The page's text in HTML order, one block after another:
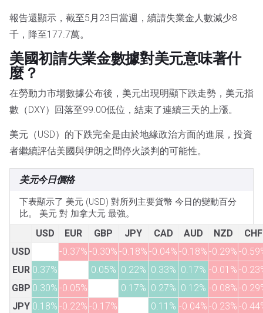
報告還顯示，截至5月23日當週，續請失業金人數減少8
千，降至177.7萬。
美國初請失業金數據對美元意味著什
麼？
在勞動力市場數據公布後，美元出現明顯下跌走勢，美元指
數（DXY）回落至99.00低位，結束了連續三天的上漲。
美元（USD）的下跌完全是由於地緣政治方面的進展，投資
者繼續評估美國與伊朗之間停火談判的可能性。
美元今日價格
下表顯示了 美元 (USD) 對所列主要貨幣 今日的變動百分
比。 美元 對 加拿大元 最強。
USD EUR GBP JPY CAD AUD NZD
CHF
USD
-0.37% -0.30% -0.18% -0.04% -0.18% -0.29% -
EUR 0.37% 0.05% 0.22% 0.33% 0.17% -0.01% -
GBP 0.30% -0.05% 0.17% 0.27% 0.12% -0.08% -
JPY 0.18% -0.22% -0.17% 0.11% -0.04% -0.23% -